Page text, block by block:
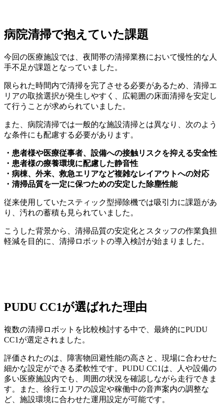
病院清掃で抱えていた課題
今回の医療施設では、夜間帯の清掃業務において慢性的な人
手不足が課題となっていました。
限られた時間内で清掃を完了させる必要があるため、清掃エ
リアの取捨選択が発生しやすく、広範囲の床面清掃を安定し
て行うことが求められていました。
また、病院清掃では一般的な施設清掃とは異なり、次のよう
な条件にも配慮する必要があります。
・患者様や医療従事者、設備への接触リスクを抑える安全性
・患者様の療養環境に配慮した静音性
・病棟、外来、救急エリアなど複雑なレイアウトへの対応
・清掃品質を一定に保つための安定した除塵性能
従来使用していたスティック型掃除機では吸引力に課題があ
り、汚れの蓄積も見られていました。
こうした背景から、清掃品質の安定化とスタッフの作業負担
軽減を目的に、清掃ロボットの導入検討が始まりました。
PUDU CC1が選ばれた理由
複数の清掃ロボットを比較検討する中で、最終的にPUDU
CC1が選定されました。
評価されたのは、障害物回避性能の高さと、現場に合わせた
細かな設定ができる柔軟性です。PUDU CC1は、人や設備の
多い医療施設内でも、周囲の状況を確認しながら走行できま
す。また、徐行エリアの設定や稼働中の音声案内の調整な
ど、施設環境に合わせた運用設定が可能です。